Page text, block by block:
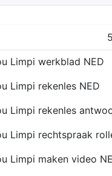
5
Limpi werkblad NED
Limpi rekenles NED
Limpi rekenles
Limpi rechtspraak
Limpi maken video